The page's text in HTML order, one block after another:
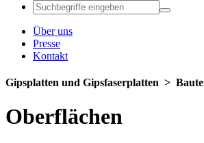
Über uns
Presse
Kontakt
Gipsplatten und Gipsfaserplatten ­>
Oberflächen